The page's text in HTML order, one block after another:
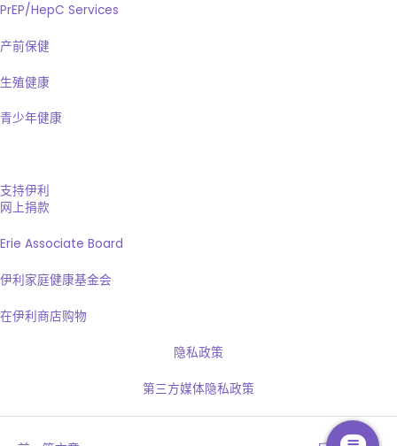
PrEP/HepC Services
产前保健
生殖健康
青少年健康
支持伊利
网上捐款
Erie Associate Board
伊利家庭健康基金会
在伊利商店购物
隐私政策
第三方媒体隐私政策